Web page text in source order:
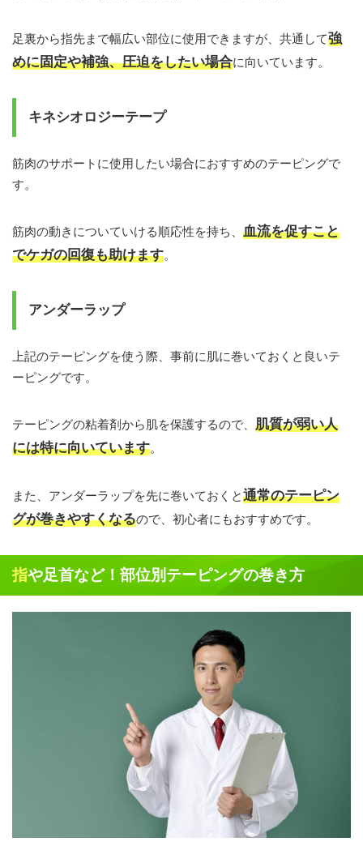
足裏から指先まで幅広い部位に使用できますが、共通して強
めに固定や補強、圧迫をしたい場合に向いています。
キネシオロジーテープ
筋肉のサポートに使用したい場合におすすめのテーピングで
す。
筋肉の動きについていける順応性を持ち、 血流を促すこと
でケガの回復も助けます。
アンダーラップ
上記のテーピングを使う際、事前に肌に巻いておくと良いテ
ーピングです。
テーピングの粘着剤から肌を保護するので、 肌質が弱い人
には特に向いています。
また、アンダーラップを先に巻いておくと通常のテーピン
グが巻きやすくなるので、初心者にもおすすめです。
指や足首など！部位別テーピングの巻き方